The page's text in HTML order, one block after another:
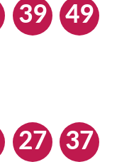
39 49
27 37